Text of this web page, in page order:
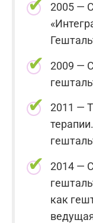
2005 —
2009 —
2011 —
2014 —
как